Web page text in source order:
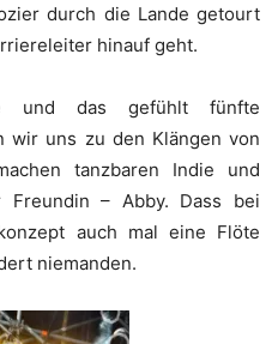
durch die Lande getourt
hinauf geht.
und das gefühlt fünfte
wir uns zu den Klängen von
tanzbaren Indie und
– Abby. Dass bei
auch mal eine Flöte
niemanden.